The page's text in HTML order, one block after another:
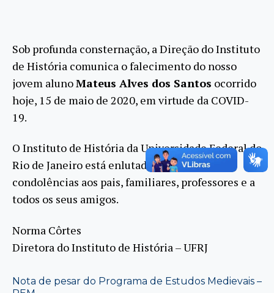
Sob profunda consternação, a Direção do Instituto
de História comunica o falecimento do nosso
jovem alunoMateus Alves dos Santos ocorrido
hoje, 15 de maio de 2020, em virtude da COVID-
19.
O Instituto de História da Universidade Federal do
Rio de Janeiro está enlutado e presta
condolências aos pais, familiares, professores e a
todos os seus amigos.
Norma Côrtes
Diretora do Instituto de História – UFRJ
Nota de pesar do Programa de Estudos Medievais –